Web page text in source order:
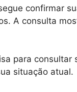
confirmar
A consulta
para
situação atual.